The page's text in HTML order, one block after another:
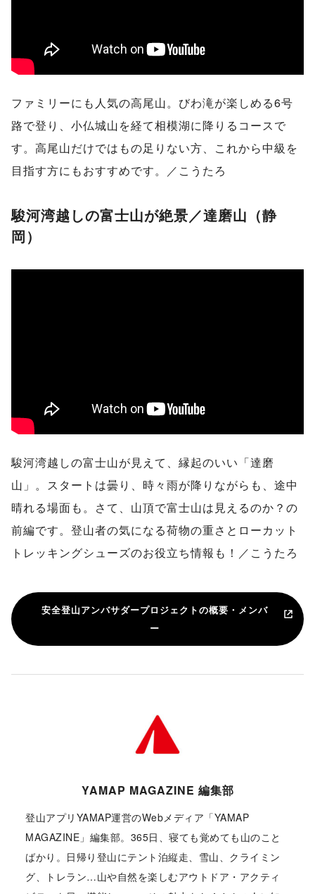
ファミリーにも人気の高尾山。びわ滝が楽しめる6号
路で登り、小仏城山を経て相模湖に降りるコースで
す。高尾山だけではもの足りない方、これから中級を
目指す方にもおすすめです。／こうたろ
駿河湾越しの富士山が絶景／達磨山（静
岡）
駿河湾越しの富士山が見えて、縁起のいい「達磨
山」。スタートは曇り、時々雨が降りながらも、途中
晴れる場面も。さて、山頂で富士山は見えるのか？の
前編です。登山者の気になる荷物の重さとローカット
トレッキングシューズのお役立ち情報も！／こうたろ
安全登山アンバサダープロジェクトの概要・メンバ
ー
YAMAP MAGAZINE 編集部
登山アプリYAMAP運営のWebメディア「YAMAP
MAGAZINE」編集部。365日、寝ても覚めても山のこと
ばかり。日帰り登山にテント泊縦走、雪山、クライミン
グ、トレラン…山や自然を楽しむアウトドア・アクティ